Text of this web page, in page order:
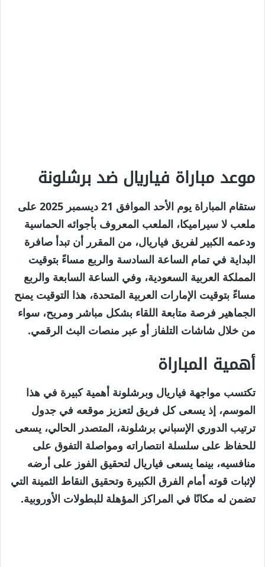
موعد مباراة فياريال ضد برشلونة
ستقام المباراة يوم الأحد الموافق 21 ديسمبر 2025 على
ملعب لا سيراميكا، الملعب المعروف بأجوائه الحماسية
ودعمه الكبير لفريق فياريال، من المقرر أن تبدأ صافرة
البداية في تمام الساعة السادسة والربع مساءً بتوقيت
المملكة العربية السعودية، وفي الساعة السابعة والربع
مساءً بتوقيت الإمارات العربية المتحدة، هذا التوقيت يمنح
الجماهير فرصة متابعة اللقاء بشكل مباشر ومريح، سواء
من خلال شاشات التلفاز أو عبر منصات البث الرقمي.
أهمية المباراة
تكتسب مواجهة فياريال وبرشلونة أهمية كبيرة في هذا
الموسم، إذ يسعى كل فريق لتعزيز موقعه في جدول
ترتيب الدوري الإسباني برشلونة، المتصدر الحالي، يسعى
للحفاظ على سلسلة انتصاراته ومواصلة التفوق على
منافسيه، بينما يسعى فياريال لتحقيق الفوز على أرضه
لإثبات قوته أمام الفرق الكبيرة وتحقيق النقاط الثمينة التي
تضمن له مكانًا في المراكز المؤهلة للبطولات الأوروبية.